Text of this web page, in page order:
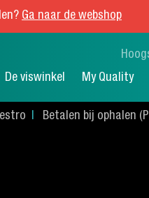
Ga naar de webshop
De viswinkel
My Quality
Betalen bij ophalen